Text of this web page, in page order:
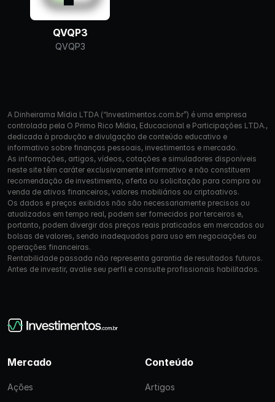
QVQP3
QVQP3
A Dinheirama Mídia LTDA (“Investimentos.com.br”) é uma empresa
controlada pela O Primo Rico Mídia, Educacional e Participações LTDA.,
dedicada à produção e divulgação de conteúdo educativo e
informativo sobre finanças pessoais, investimentos e mercado.
As informações, artigos, vídeos, cotações e simuladores disponíveis
neste site têm caráter exclusivamente informativo e não constituem
recomendação de investimento, oferta ou solicitação para compra ou
venda de ativos financeiros, valores mobiliários ou criptoativos.
Os dados e preços exibidos não são necessariamente precisos ou
atualizados em tempo real, podem ser fornecidos por terceiros e,
portanto, podem divergir dos preços reais praticados em mercados ou
bolsas de valores, sendo inadequados para uso em negociações ou
operações financeiras.
Rentabilidade passada não representa garantia de resultados futuros.
Antes de investir, avalie seu perfil e consulte profissionais habilitados.
Mercado
Ações
Conteúdo
Artigos